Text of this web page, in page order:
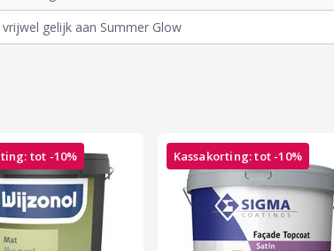
gelijk aan Summer Glow
tot -10% Kassakorting: tot -10%